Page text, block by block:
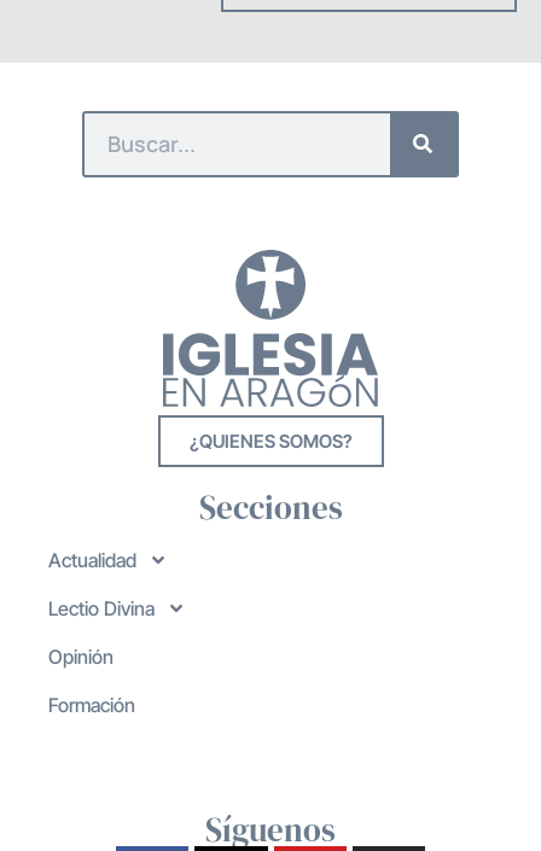
¿QUIENES SOMOS?
Secciones
Actualidad
Lectio Divina
Opinión
Formación
Síguenos